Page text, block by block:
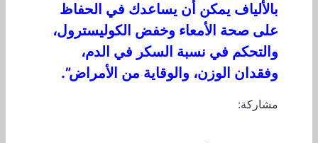
بالألياف يمكن أن يساعدك في الحفاظ
على صحة الأمعاء وخفض الكوليسترول،
والتحكم في نسبة السكر في الدم،
وفقدان الوزن، والوقاية من الأمراض”.
مشاركة: